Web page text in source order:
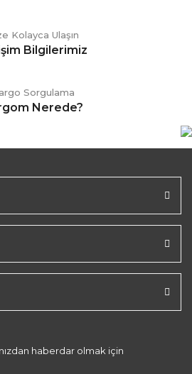
Kolayca Ulaşın
Bilgilerimiz
Sorgulama
Nerede?
haberdar olmak için